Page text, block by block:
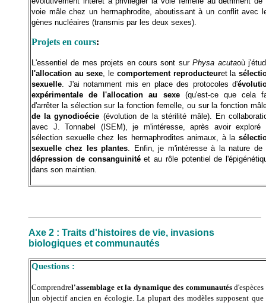
voie mâle chez un hermaphrodite, aboutissant à un conflit avec
gènes nucléaires (transmis par les deux sexes).
Projets en cours:
L'essentiel de mes projets en cours sont surPhysa acutaoù
l'allocation au sexe , le comportement reproducteuret la
sexuelle . J'ai notamment mis en place des protocoles d'
expérimentale de l'allocation au sexe(qu'est-ce que cela
d'arrêter la sélection sur la fonction femelle, ou sur la fonction
de la gynodioécie (évolution de la stérilité mâle). En
avec J. Tonnabel (ISEM), je m'intéresse, après avoir exploré
sélection sexuelle chez les hermaphrodites animaux, à la
sexuelle chez les plantes . Enfin, je m'intéresse à la nature de
dépression de consanguinitéet au rôle potentiel de
dans son maintien.
Axe 2 : Traits d'histoires de vie, invasions
biologiques et communautés
Questions :
Comprendrel'assemblage et la dynamique des communautésd'espèces
un objectif ancien en écologie. La plupart des modèles supposent que